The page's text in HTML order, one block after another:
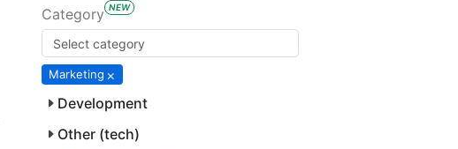
Category NEW
Marketing ×
Development
Other (tech)